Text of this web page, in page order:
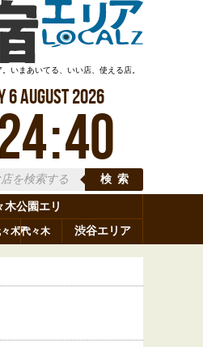
いまあいてる、いい店、使える店。
6August2026
24:41
検索
木公園エリ
ア
渋谷エリア
木
幡
代々木
上原 神山町 渋谷 新宿